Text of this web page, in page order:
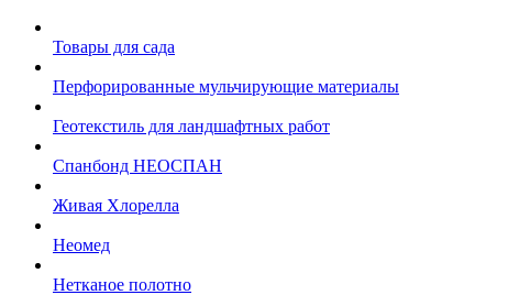
Товары для сада
Перфорированные мульчирующие материалы
Геотекстиль для ландшафтных работ
Спанбонд НЕОСПАН
Живая Хлорелла
Нeомед
Нетканое полотно